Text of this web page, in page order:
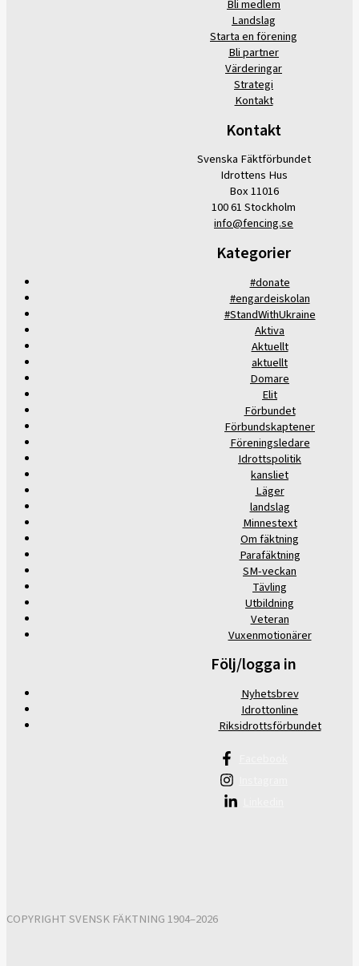
Bli medlem
Landslag
Starta en förening
Bli partner
Värderingar
Strategi
Kontakt
Kontakt
Svenska Fäktförbundet
Idrottens Hus
Box 11016
100 61 Stockholm
info@fencing.se
Kategorier
#donate
#engardeiskolan
#StandWithUkraine
Aktiva
Aktuellt
aktuellt
Domare
Elit
Förbundet
Förbundskaptener
Föreningsledare
Idrottspolitik
kansliet
Läger
landslag
Minnestext
Om fäktning
Parafäktning
SM-veckan
Tävling
Utbildning
Veteran
Vuxenmotionärer
Följ/logga in
Nyhetsbrev
Idrottonline
Riksidrottsförbundet
COPYRIGHT SVENSK FÄKTNING 1904–2026